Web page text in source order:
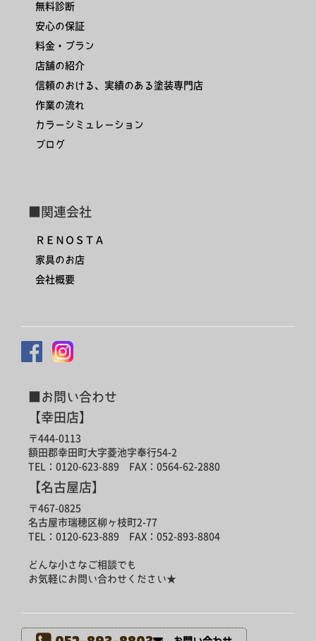
無料診断
安心の保証
料金・プラン
店舗の紹介
信頼のおける、実績のある塗装専門店
作業の流れ
カラーシミュレーション
ブログ
■関連会社
ＲＥＮＯＳＴＡ
家具のお店
会社概要
■お問い合わせ
【幸田店】
〒444-0113
額田郡幸田町大字菱池字奉行54-2
TEL：0120-623-889 FAX：0564-62-2880
【名古屋店】
〒467-0825
名古屋市瑞穂区柳ヶ枝町2-77
TEL：0120-623-889 FAX：052-893-8804
どんな小さなご相談でも
お気軽にお問い合わせください★